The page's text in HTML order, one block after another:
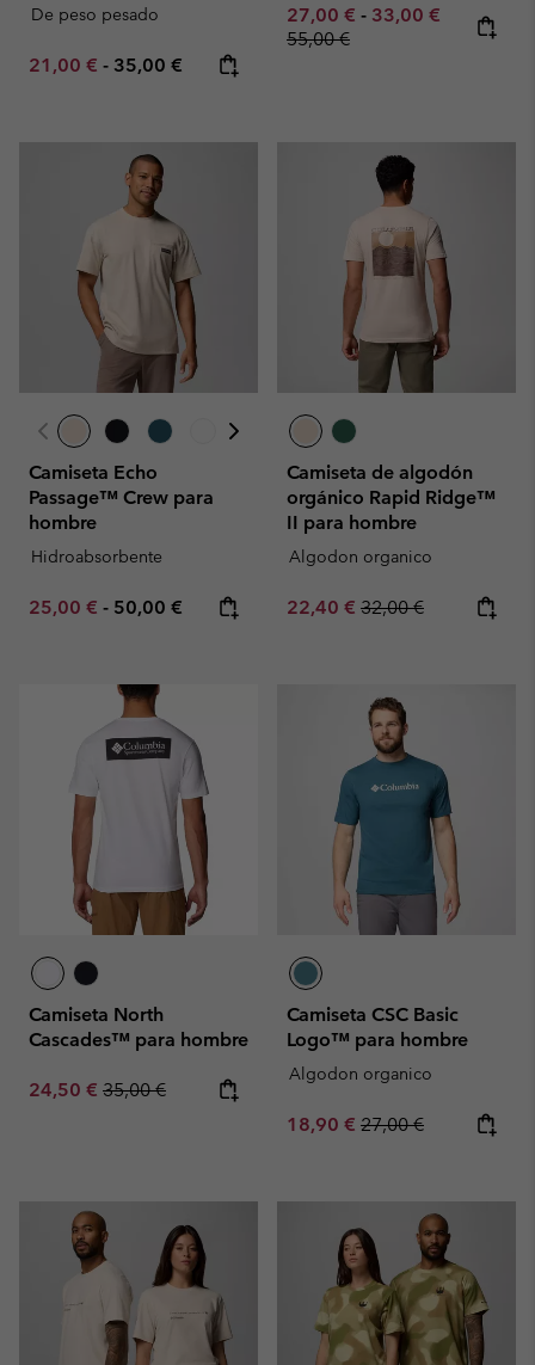
De peso pesado
Minimum sale price:
21,00 € - Maximum price:
35,00 €
Minimum sale price:
27,00 € - Maximum sale
33,00 € Regular
55,00 €
Camiseta Echo
Passage™ Crew para
hombre
Hidroabsorbente
Minimum sale price:
25,00 € - Maximum price:
50,00 €
Camiseta de algodón
orgánico Rapid Ridge™
II para hombre
Algodon organico
Sale price:
22,40 € Regular price:
32,00 €
Camiseta North
Cascades™ para hombre
Sale price:
24,50 € Regular price:
35,00 €
Camiseta CSC Basic
Logo™ para hombre
Algodon organico
Sale price:
18,90 € Regular price:
27,00 €